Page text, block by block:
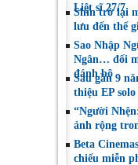
Liệt sĩ 27/7
Shin trở lại
lưu đến thế
Sao Nhập
Ngân… đối
đánh bộ
Sau gần 9
thiệu EP
“Người
ảnh rộng
Beta
chiếu miễn